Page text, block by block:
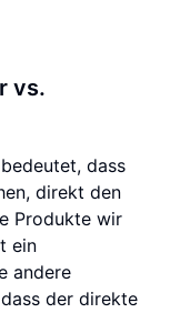
vs.
dass
direkt den
Produkte wir
ein
andere
der direkte